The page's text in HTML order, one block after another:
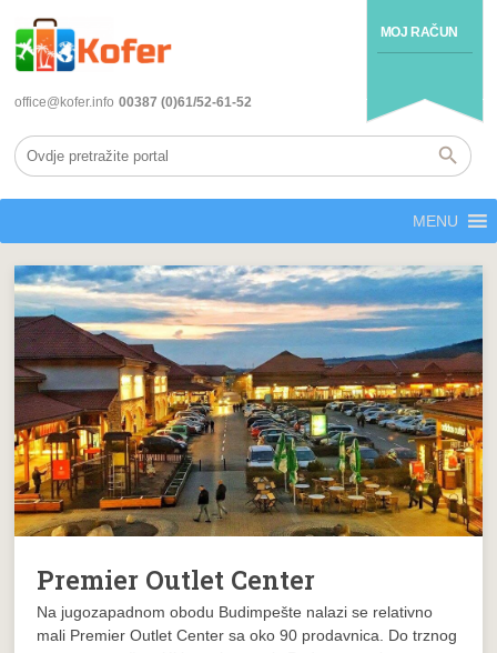
MOJ RAČUN
office@kofer.info 00387 (0)61/52-61-52
MENU
Premier Outlet Center
Na jugozapadnom obodu Budimpešte nalazi se relativno
mali Premier Outlet Center sa oko 90 prodavnica. Do trznog